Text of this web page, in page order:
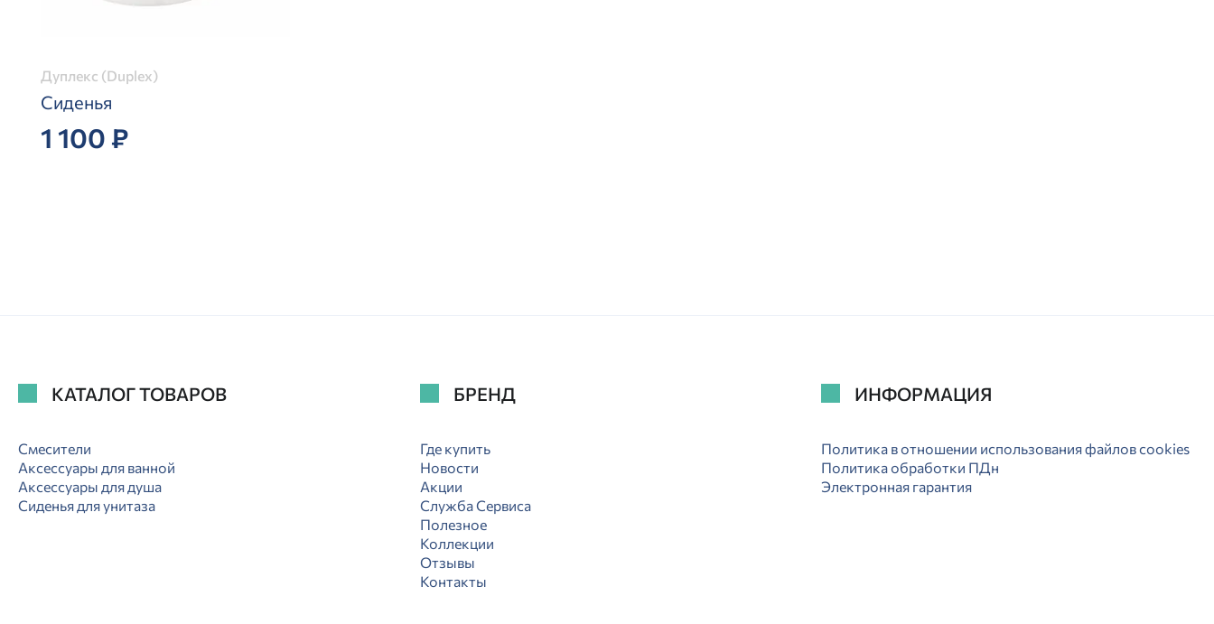
Дуплекс (Duplex)
Сиденья
1 100 ₽
КАТАЛОГ ТОВАРОВ
Смесители
Аксессуары для ванной
Аксессуары для душа
Сиденья для унитаза
БРЕНД
Где купить
Новости
Акции
Служба Сервиса
Полезное
Коллекции
Отзывы
Контакты
ИНФОРМАЦИЯ
Политика в отношении использования файлов cookies
Политика обработки ПДн
Электронная гарантия